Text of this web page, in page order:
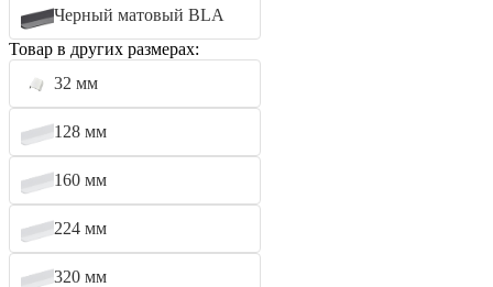
Черный матовый BLA
Товар в других размерах:
32 мм
128 мм
160 мм
224 мм
320 мм